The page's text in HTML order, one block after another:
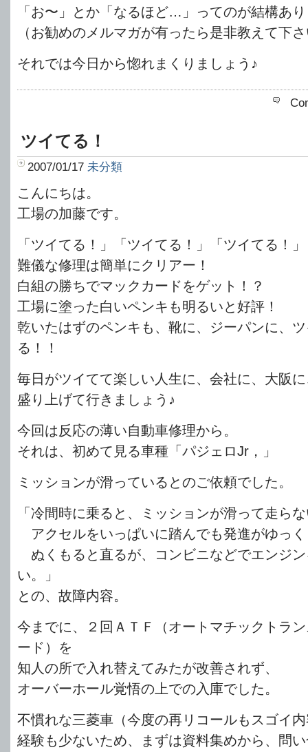
「お〜」とか「なるほど…」ってのが結構あ
（お勧めのメルマガが有ったら是非教えて下
それでは今日から惚れまくりましょう♪
ツイてる！
2007/01/17 未分類
こんにちは。
工場の加藤です。
「ツイてる！」「ツイてる！」「ツイてる！」
難儀な修理は簡単にクリアー！
白組の勝ちでマックカードをゲット！？
工場に塗った白いペンキも明るいと好評！
乾いたはずのペンキも、靴に、ジーパンに、
る！！
毎日がツイてて楽しい人生に、会社に、大阪
盛り上げて行きましょう♪
今回は反応の薄い自動車修理から。
それは、初めて見る車種「パジェロJr，」
ミッションが滑っているとのご依頼でした。
「冷間時に乗ると、ミッションが滑って走ら
アクセルをいっぱいに踏んでも発進がゆっ
ぬくもると直るが、コンビニなどでエンジ
い。」
との、故障内容。
今までに、２回ＡＴＦ（オートマチックトラ
ード）を
知人の所で入れ替えてみたが改善されず、
オーバーホール覚悟の上での入庫でした。
不慣れな三菱車（今度の再リコールもスゴイ
経験も少ないため、まずは資料集めから、問